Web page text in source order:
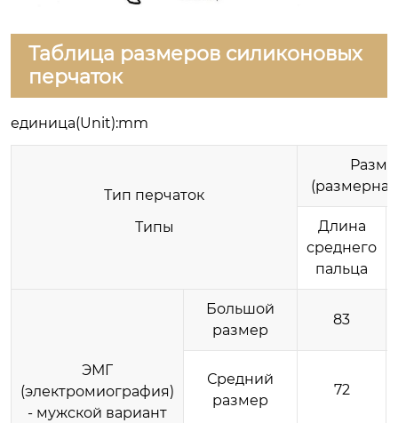
Таблица размеров силиконовых
перчаток
единица(Unit):mm
Тип перчаток
Типы
(размерная
Длина
среднего
пальца
ЭМГ
(электромиография)
- мужской вариант
Большой
размер
83
Средний
размер
72